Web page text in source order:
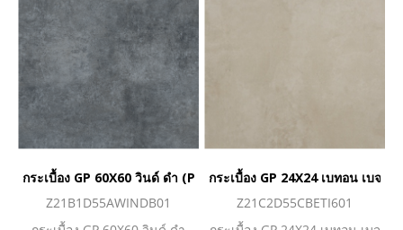
กระเบื้อง GP 60X60 วินด์ ดำ (POL) ตัดขอบ PM
Z21B1D55AWINDB01
กระเบื้อง GP 24X24 เบทอน เบจ ตั
Z21C2D55CBETI601